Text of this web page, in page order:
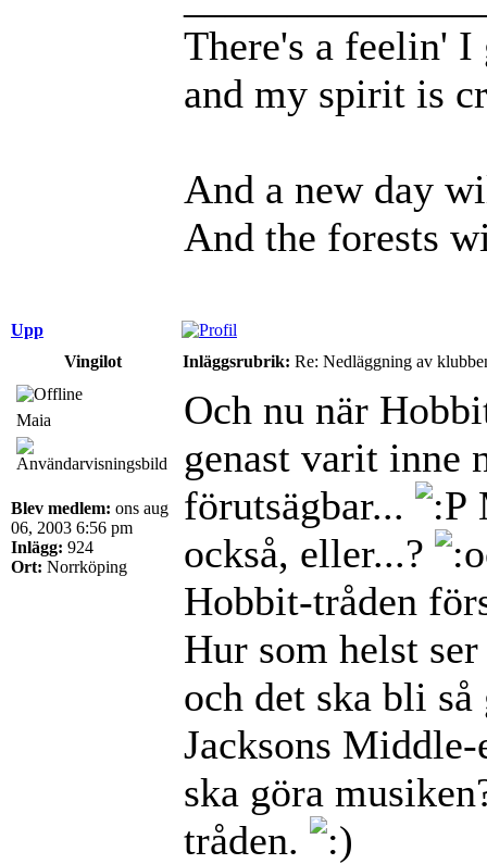
There's a feelin'
and my spirit is
And a new day
And the forests
Upp
Vingilot
Inläggsrubrik: Re: Nedläggning av
Maia
Blev medlem: ons aug
06, 2003 6:56 pm
Inlägg: 924
Ort: Norrköping
Och nu när
genast varit inne
förutsägbar...
också, eller...?
Hobbit-tråden
Hur som helst
och det ska bli
Jacksons
ska göra
tråden.